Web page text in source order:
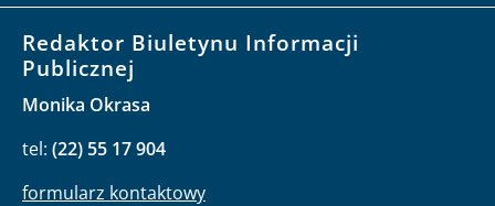
Redaktor Biuletynu Informacji
Publicznej
Monika Okrasa
tel: (22) 55 17 904
formularz kontaktowy